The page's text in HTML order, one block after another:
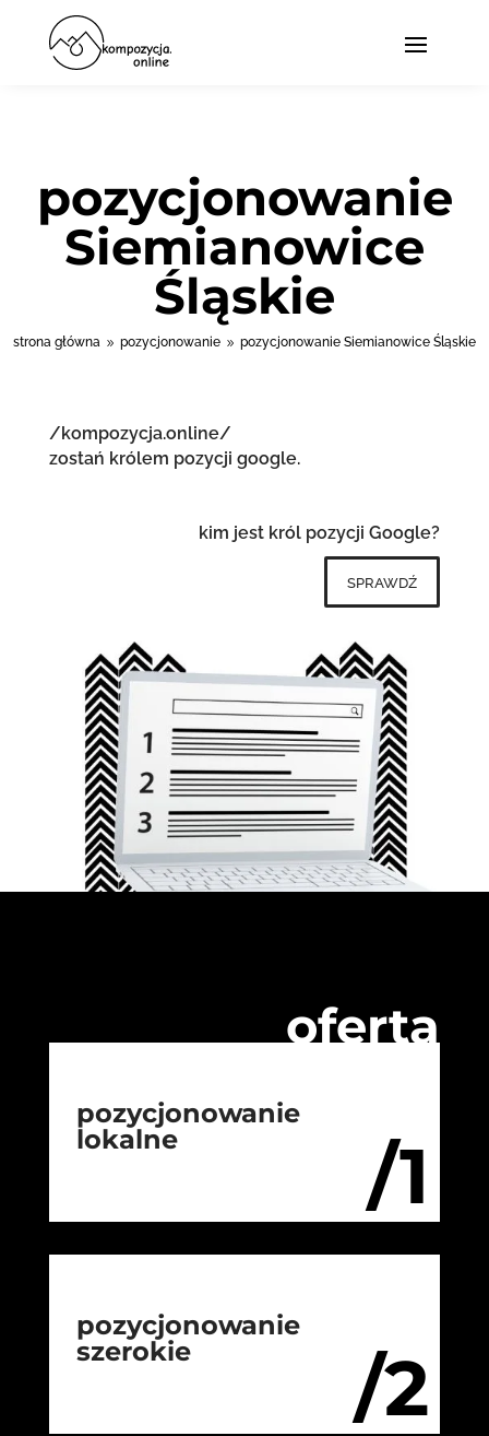
pozycjonowanie
Siemianowice
Śląskie
strona główna 9 pozycjonowanie 9 pozycjonowanie Siemianowice Śląskie
/kompozycja.online/
zostań królem pozycji google.
kim jest król pozycji Google?
sprawdź
oferta
/1
pozycjonowanie
lokalne
/2
pozycjonowanie
szerokie